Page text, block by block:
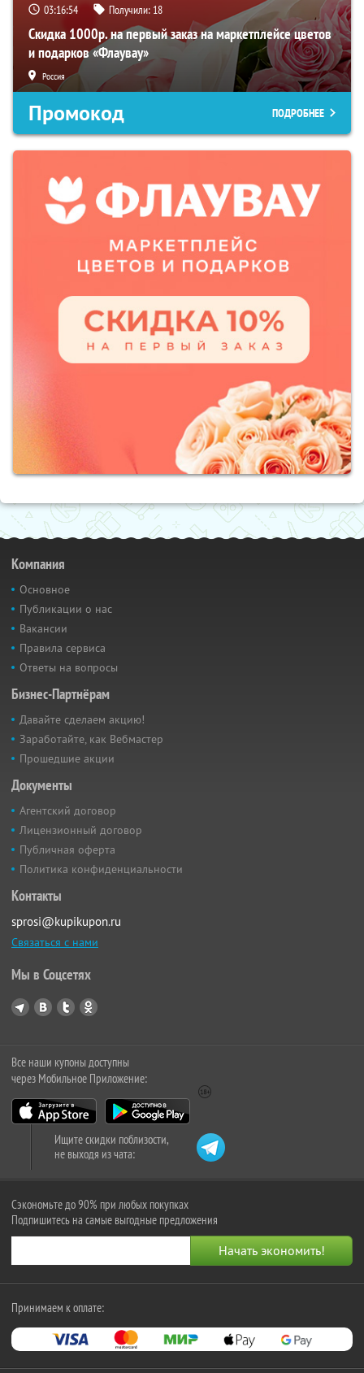
03:16:53 Получили: 18
Скидка 1000р. на первый заказ на маркетплейсе цветов
и подарков «Флаувау»
Россия
Промокод ПОДРОБНЕЕ
Компания
Основное
Публикации о нас
Вакансии
Правила сервиса
Ответы на вопросы
Бизнес-Партнёрам
Давайте сделаем акцию!
Заработайте, как Вебмастер
Прошедшие акции
Документы
Агентский договор
Лицензионный договор
Публичная оферта
Политика конфиденциальности
Контакты
sprosi@kupikupon.ru
Связаться с нами
Мы в Соцсетях
Все наши купоны доступны
через Мобильное Приложение:
Ищите скидки поблизости,
не выходя из чата:
Сэкономьте до 90% при любых покупках
Подпишитесь на самые выгодные предложения
Принимаем к оплате: